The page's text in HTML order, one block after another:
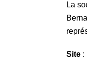
La
Site :